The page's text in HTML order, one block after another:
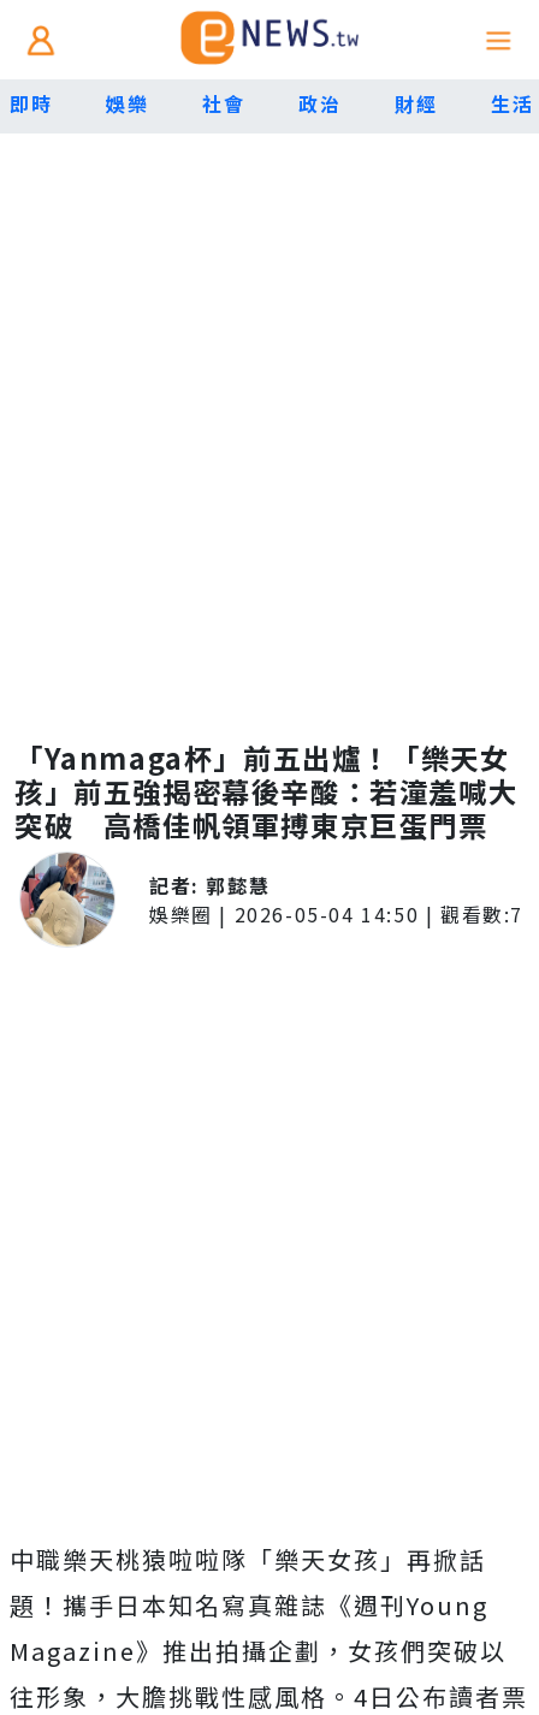
即時 娛樂 社會 政治 財經 生活
「Yanmaga杯」前五出爐！「樂天女
孩」前五強揭密幕後辛酸：若潼羞喊大
突破 高橋佳帆領軍搏東京巨蛋門票
記者:郭懿慧
娛樂圈 | 2026-05-04 14:50 | 觀看數:7
中職樂天桃猿啦啦隊「樂天女孩」再掀話
題！攜手日本知名寫真雜誌《週刊Young
Magazine》推出拍攝企劃，女孩們突破以
往形象，大膽挑戰性感風格。4日公布讀者票